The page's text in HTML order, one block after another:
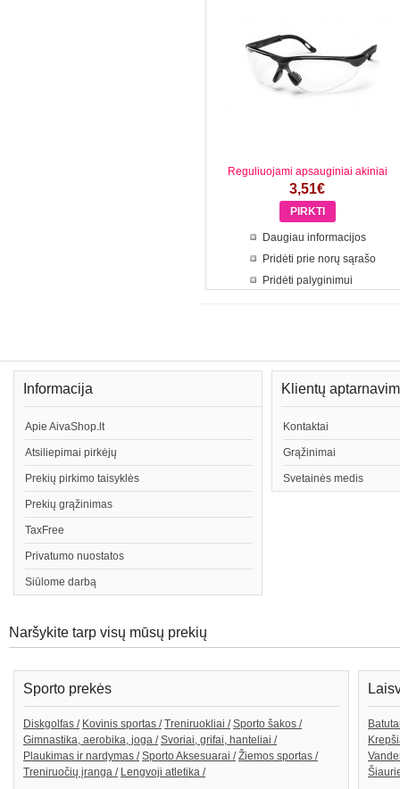
Reguliuojami apsauginiai akiniai
3,51€
Daugiau informacijos
Pridėti prie norų sąrašo
Pridėti palyginimui
Informacija
Apie AivaShop.lt
Atsiliepimai pirkėjų
Prekių pirkimo taisyklės
Prekių grąžinimas
TaxFree
Privatumo nuostatos
Siūlome darbą
Klientų
Kontaktai
Grąžinimai
Svetainės medis
Naršykite tarp visų mūsų prekių
Sporto prekės
Diskgolfas / Kovinis sportas / Treniruokliai / Sporto šakos /
Gimnastika, aerobika, joga / Svoriai, grifai, hanteliai /
Plaukimas ir nardymas / Sporto Aksesuarai / Žiemos sportas /
Treniruočių įranga / Lengvoji atletika /